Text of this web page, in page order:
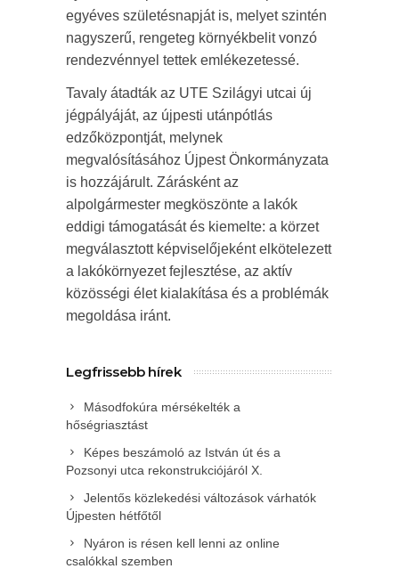
egyéves születésnapját is, melyet szintén
nagyszerű, rengeteg környékbelit vonzó
rendezvénnyel tettek emlékezetessé.
Tavaly átadták az UTE Szilágyi utcai új
jégpályáját, az újpesti utánpótlás
edzőközpontját, melynek
megvalósításához Újpest Önkormányzata
is hozzájárult. Zárásként az
alpolgármester megköszönte a lakók
eddigi támogatását és kiemelte: a körzet
megválasztott képviselőjeként elkötelezett
a lakókörnyezet fejlesztése, az aktív
közösségi élet kialakítása és a problémák
megoldása iránt.
Legfrissebb hírek
Másodfokúra mérsékelték a
hőségriasztást
Képes beszámoló az István út és a
Pozsonyi utca rekonstrukciójáról X.
Jelentős közlekedési változások várhatók
Újpesten hétfőtől
Nyáron is résen kell lenni az online
csalókkal szemben